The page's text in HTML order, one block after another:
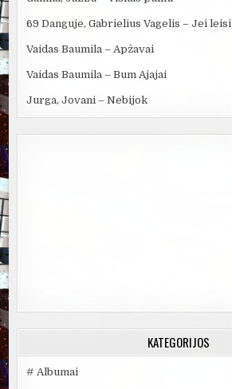
69 Danguje, Gabrielius Vagelis – Jei leisi
Vaidas Baumila – Apžavai
Vaidas Baumila – Bum Ajajai
Jurga, Jovani – Nebijok
KATEGORIJOS
# Albumai